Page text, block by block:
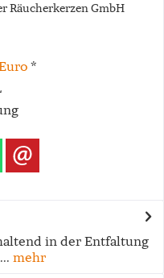
Räucherkerzen GmbH
*
in der Entfaltung
mehr